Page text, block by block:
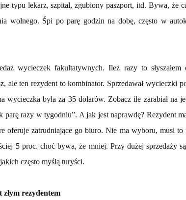
typu lekarz, szpital, zgubiony paszport, itd. Bywa, że
wolnego. Śpi po parę godzin na dobę, często w
wycieczek fakultatywnych. Ileż razy to
ale ten rezydent to kombinator. Sprzedawał wycieczki
wycieczka była za 35 dolarów. Zobacz ile zarabiał na
parę razy w tygodniu”. A jak jest naprawdę? Rezydent
oferuje zatrudniające go biuro. Nie ma wyboru, musi to
5 proc. choć bywa, że mniej. Przy dużej sprzedaży
często myślą turyści.
złym rezydentem